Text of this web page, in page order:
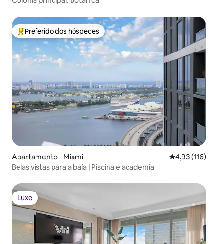
Entre os melhores preferidos dos hóspedes
Preferido dos hóspedes
Apartamento ⋅ Miami 4,93 de uma
4,93 (116)
Belas vistas para a baía | Piscina e academia
Luxe
Luxe